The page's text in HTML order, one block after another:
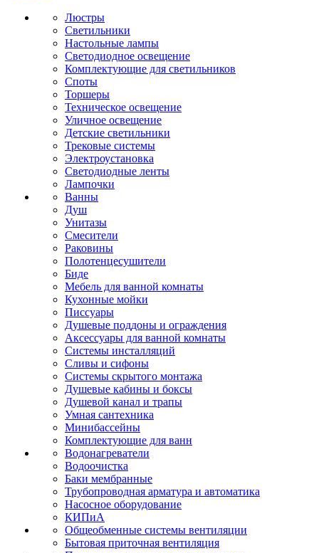
Люстры
Светильники
Настольные лампы
Светодиодное освещение
Комплектующие для светильников
Споты
Торшеры
Техническое освещение
Уличное освещение
Детские светильники
Трековые системы
Электроустановка
Светодиодные ленты
Лампочки
Ванны
Душ
Унитазы
Смесители
Раковины
Полотенцесушители
Биде
Мебель для ванной комнаты
Кухонные мойки
Писсуары
Душевые поддоны и ограждения
Аксессуары для ванной комнаты
Системы инсталляций
Сливы и сифоны
Системы скрытого монтажа
Душевые кабины и боксы
Душевой канал и трапы
Умная сантехника
Минибассейны
Комплектующие для ванн
Водонагреватели
Водоочистка
Баки мембранные
Трубопроводная арматура и автоматика
Насосное оборудование
КИПиА
Общеобменные системы вентиляции
Бытовая приточная вентиляция